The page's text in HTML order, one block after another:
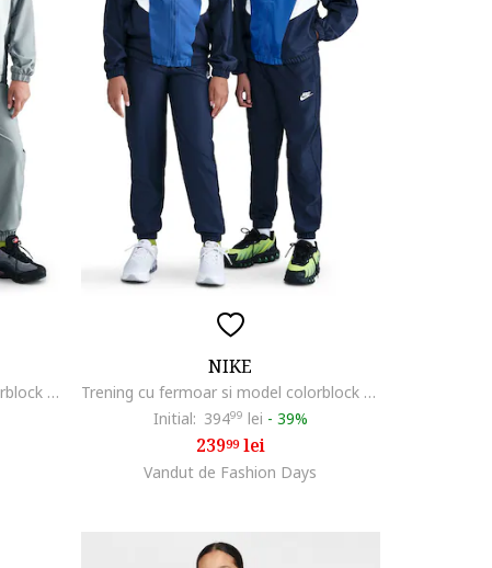
Trening cu fermoar si model colorblock Sportswear, Gri cenusiu
NIKE
Trening cu fermoar si model colorblock Sportswear, Alb/Albastru royal/Bleumarin
Initial: 39499 lei - 39%
23999lei
Vandut de Fashion Days